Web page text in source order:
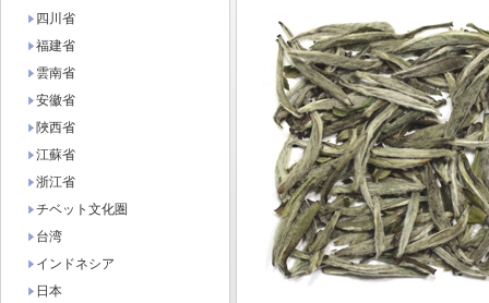
四川省
福建省
雲南省
安徽省
陜西省
江蘇省
浙江省
チベット文化圏
台湾
インドネシア
日本